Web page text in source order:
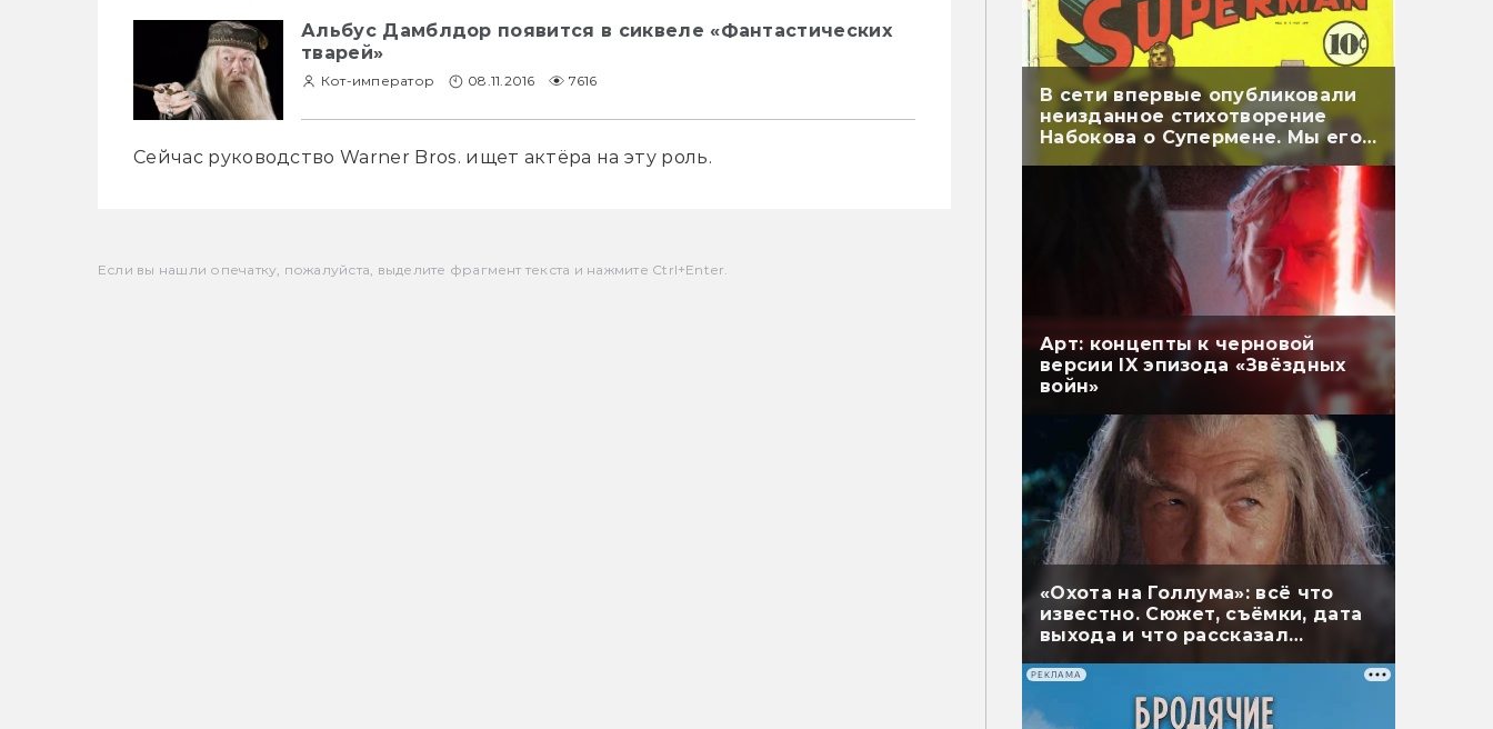
Альбус Дамблдор появится в сиквеле «Фантастических
тварей»
Кот-император 08.11.2016 7616
Сейчас руководство Warner Bros. ищет актёра на эту роль.
Если вы нашли опечатку, пожалуйста, выделите фрагмент текста и нажмите Ctrl+Enter.
В сети впервые опубликовали
неизданное стихотворение
Набокова о Супермене. Мы его
перевели
Арт: концепты к черновой
версии IX эпизода «Звёздных
войн»
«Охота на Голлума»: всё что
известно. Сюжет, съёмки, дата
выхода и что рассказал
РЕКЛАМА